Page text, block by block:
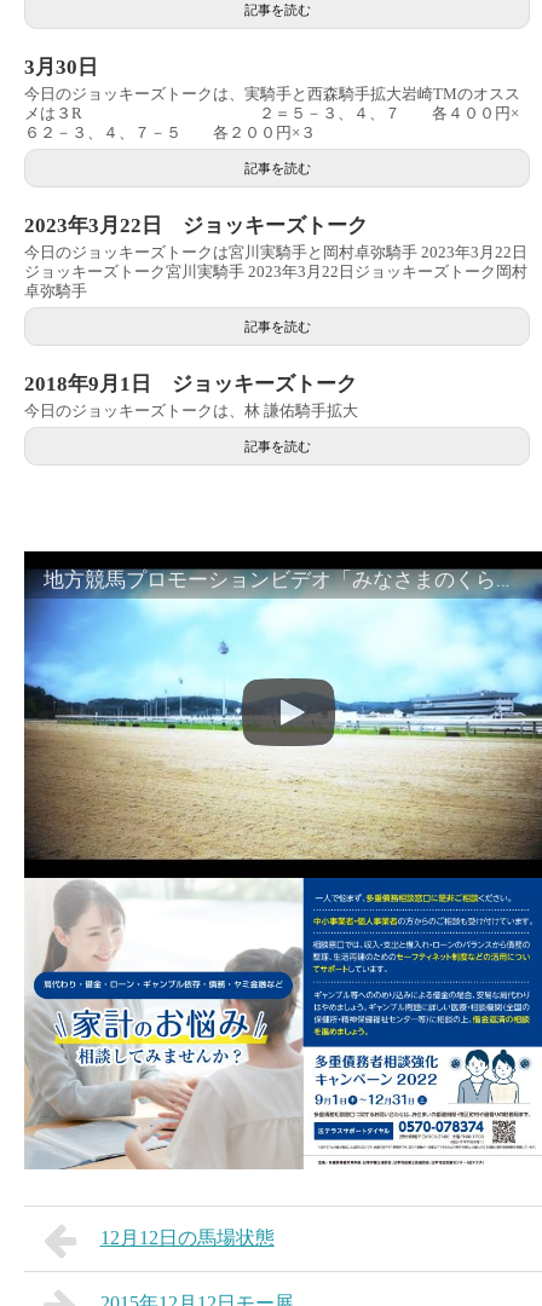
記事を読む
3月30日
今日のジョッキーズトークは、実騎手と西森騎手拡大岩崎TMのオスス
メは３R ２＝５－３、４、７ 各４００円×
６２－３、４、７－５ 各２００円×３
記事を読む
2023年3月22日 ジョッキーズトーク
今日のジョッキーズトークは宮川実騎手と岡村卓弥騎手 2023年3月22日
ジョッキーズトーク宮川実騎手 2023年3月22日ジョッキーズトーク岡村
卓弥騎手
記事を読む
2018年9月1日 ジョッキーズトーク
今日のジョッキーズトークは、林 謙佑騎手拡大
記事を読む
地方競馬プロモーションビデオ「みなさまのくらしのために」30秒篇｜NAR公式
12月12日の馬場状態